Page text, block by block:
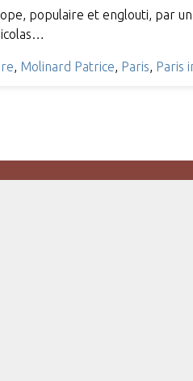
populaire et englouti, par
, Molinard Patrice, Paris, Paris